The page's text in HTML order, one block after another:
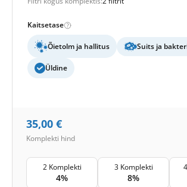
Kaitsetase
Õietolm ja hallitus Suits ja
Üldine
35,00 €
Komplekti hind
2 Komplekti
4%
3 Komplekti
8%